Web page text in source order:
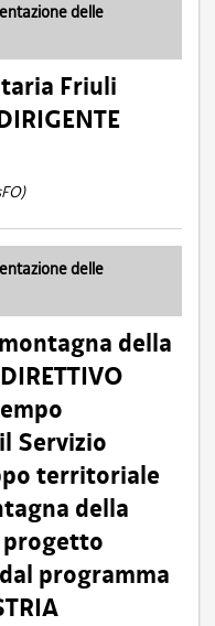
delle
Friuli
delle
della
Servizio
territoriale
della
progetto
programma